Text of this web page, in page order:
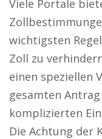
Viele Portale
wichtigsten
Zoll zu
einen speziellen
gesamten
komplizierten
Die Achtung der